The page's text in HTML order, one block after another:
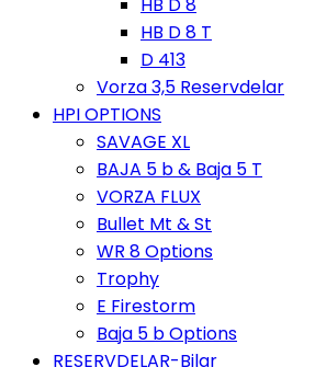
HB D 8 T
D 413
Vorza 3,5 Reservdelar
HPI OPTIONS
SAVAGE XL
BAJA 5 b & Baja 5 T
VORZA FLUX
Bullet Mt & St
WR 8 Options
Trophy
E Firestorm
Baja 5 b Options
RESERVDELAR-Bilar